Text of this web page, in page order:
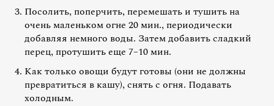
Посолить, поперчить, перемешать и тушить на
очень маленьком огне 20 мин., периодически
добавляя немного воды. Затем добавить сладкий
перец, протушить еще 7–10 мин.
Как только овощи будут готовы (они не должны
превратиться в кашу), снять с огня. Подавать
холодным.